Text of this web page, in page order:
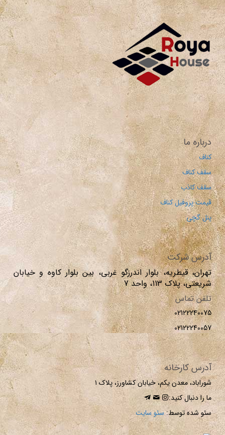
درباره ما
کناف
سقف کناف
سقف کاذب
قیمت پروفیل کناف
پنل گچی
آدرس شرکت
تهران، قیطریه، بلوار اندرزگو غربی، بین بلوار کاوه و خیابان
شریعتی، پلاک 113، واحد 7
تلفن تماس
02122240075
02122240057
آدرس کارخانه
شوراباد، معدن یکم، خیابان کشاورز، پلاک ۱
ما را دنبال کنید:
سئو شده توسط:سئو سایت